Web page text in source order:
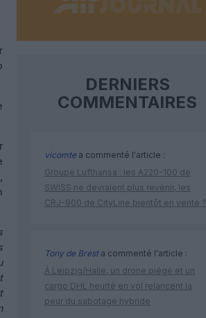
DERNIERS
COMMENTAIRES
vicomtea commenté l'article :
Groupe Lufthansa : les A220-100 de
SWISS ne devraient plus revenir, les
CRJ-900 de CityLine bientôt en vente ?
Tony de Bresta commenté l'article :
À Leipzig/Halle, un drone piégé et un
cargo DHL heurté en vol relancent la
peur du sabotage hybride